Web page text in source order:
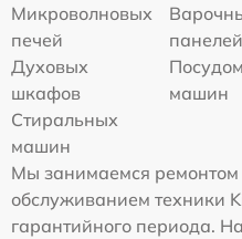
Микроволновых
печей
панелей
Духовых
шкафов
машин
Стиральных
машин
Мы занимаемся ремонтом
обслуживанием техники
гарантийного периода.